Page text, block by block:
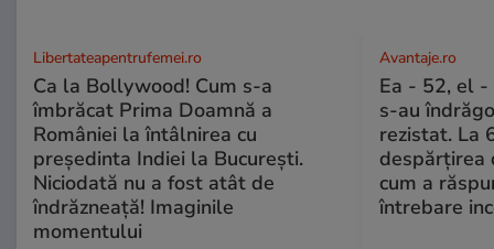
Libertateapentrufemei.ro
Ca la Bollywood! Cum s-a
îmbrăcat Prima Doamnă a
României la întâlnirea cu
președinta Indiei la București.
Niciodată nu a fost atât de
îndrăzneață! Imaginile
momentului
Avantaje.ro
Ea - 52, el -
s-au
rezistat. La
despărțirea
cum a
întrebare